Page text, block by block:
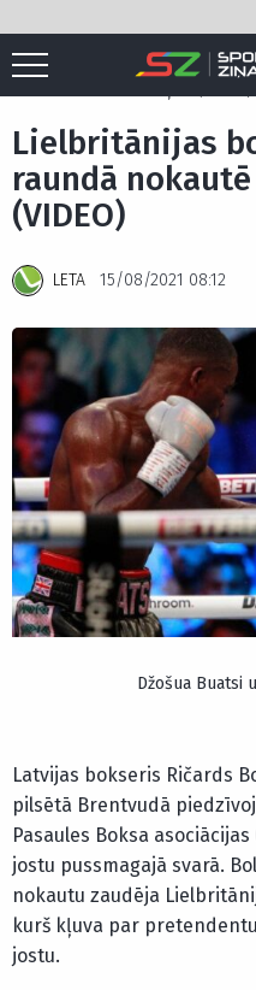
Sākums Cīņas sports / Bokss /
Lielbritānijas
raundā
(VIDEO)
LETA 15/08/2021 08:12
Džošua Buatsi
Latvijas bokseris Ričards
pilsētā Brentvudā
Pasaules Boksa
jostu pussmagajā svarā.
nokautu zaudēja
kurš kļuva par
jostu.